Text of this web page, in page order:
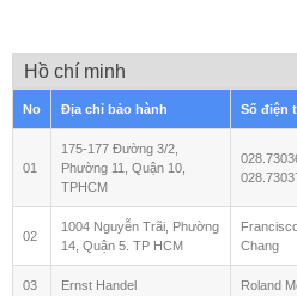
No Địa chỉ bảo hành Số điện
01
175-177 Đường 3/2,
Phường 11, Quận 10,
TPHCM
02
1004 Nguyễn Trãi, Phường
14, Quận 5. TP HCM
Chang
03 Ernst Handel Roland